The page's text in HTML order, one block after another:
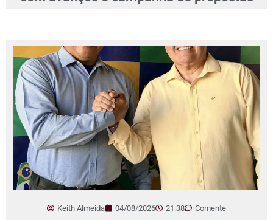
Keith Almeida 04/08/2026 21:38 Comente